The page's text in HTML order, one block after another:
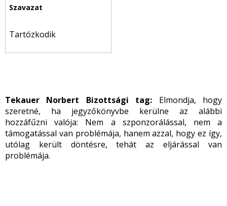
Tartózkodik
Tekauer Norbert Bizottsági tag: Elmondja, hogy
szeretné, ha jegyzőkönyvbe kerülne az alábbi
hozzáfűzni valója: Nem a szponzorálással, nem a
támogatással van problémája, hanem azzal, hogy ez így,
utólag került döntésre, tehát az eljárással van
problémája.